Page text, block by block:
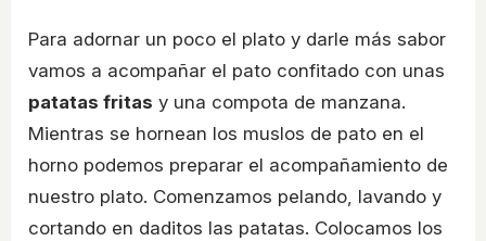
Para adornar un poco el plato y darle más sabor
vamos a acompañar el pato confitado con unas
patatas fritas y una compota de manzana.
Mientras se hornean los muslos de pato en el
horno podemos preparar el acompañamiento de
nuestro plato. Comenzamos pelando, lavando y
cortando en daditos las patatas. Colocamos los